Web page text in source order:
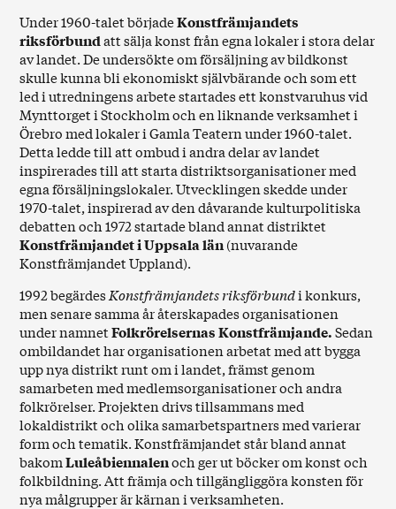
Under 1960-talet börjadeKonstfrämjandets
riksförbundatt sälja konst från egna lokaler i stora delar
av landet. De undersökte om försäljning av bildkonst
skulle kunna bli ekonomiskt självbärande och som ett
led i utredningens arbete startades ett konstvaruhus vid
Mynttorget i Stockholm och en liknande verksamhet i
Örebro med lokaler i Gamla Teatern under 1960-talet.
Detta ledde till att ombud i andra delar av landet
inspirerades till att starta distriktsorganisationer med
egna försäljningslokaler. Utvecklingen skedde under
1970-talet, inspirerad av den dåvarande kulturpolitiska
debatten och 1972 startade bland annat distriktet
Konstfrämjandet i Uppsala län(nuvarande
Konstfrämjandet Uppland).
1992 begärdesKonstfrämjandets riksförbundi konkurs,
men senare samma år återskapades organisationen
under namnetFolkrörelsernas Konstfrämjande.Sedan
ombildandet har organisationen arbetat med att bygga
upp nya distrikt runt om i landet, främst genom
samarbeten med medlemsorganisationer och andra
folkrörelser. Projekten drivs tillsammans med
lokaldistrikt och olika samarbetspartners med varierar
form och tematik. Konstfrämjandet står bland annat
bakomLuleåbiennalenoch ger ut böcker om konst och
folkbildning. Att främja och tillgängliggöra konsten för
nya målgrupper är kärnan i verksamheten.